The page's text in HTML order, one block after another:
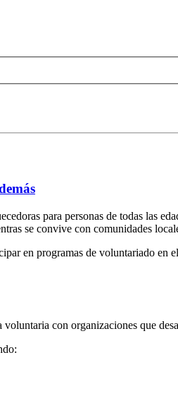
para personas de todas las
se convive con comunidades
en programas de voluntariado
con organizaciones que